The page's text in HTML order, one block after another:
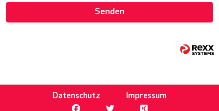
Senden
Datenschutz Impressum